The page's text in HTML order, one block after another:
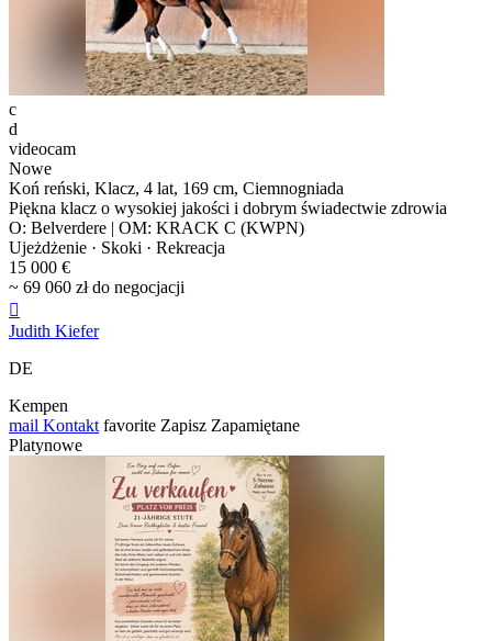
c
d
videocam
Nowe
Koń reński, Klacz, 4 lat, 169 cm, Ciemnogniada
Piękna klacz o wysokiej jakości i dobrym świadectwie zdrowia
O: Belverdere | OM: KRACK C (KWPN)
Ujeżdżenie · Skoki · Rekreacja
15 000 €
~ 69 060 zł do negocjacji

Judith Kiefer
DE
Kempen
mail Kontakt favorite Zapisz Zapamiętane
Platynowe